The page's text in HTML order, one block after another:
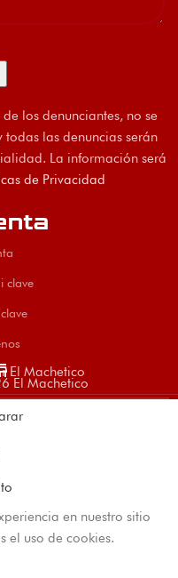
los denunciantes, no se
las denuncias serán
La información será
de Privacidad
clave
El Machetico
El Machetico
en nuestro sitio
el uso de cookies.